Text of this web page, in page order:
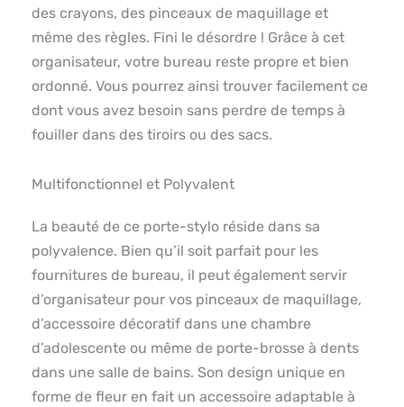
des crayons, des pinceaux de maquillage et
même des règles. Fini le désordre ! Grâce à cet
organisateur, votre bureau reste propre et bien
ordonné. Vous pourrez ainsi trouver facilement ce
dont vous avez besoin sans perdre de temps à
fouiller dans des tiroirs ou des sacs.
Multifonctionnel et Polyvalent
La beauté de ce porte-stylo réside dans sa
polyvalence. Bien qu’il soit parfait pour les
fournitures de bureau, il peut également servir
d’organisateur pour vos pinceaux de maquillage,
d’accessoire décoratif dans une chambre
d’adolescente ou même de porte-brosse à dents
dans une salle de bains. Son design unique en
forme de fleur en fait un accessoire adaptable à